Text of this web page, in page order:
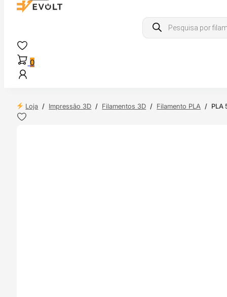
Products
search
0
Loja / Impressão 3D / Filamentos 3D / Filamento PLA / PLA